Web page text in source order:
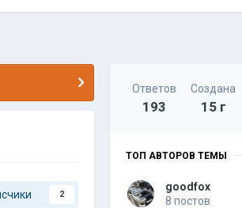
2
Ответов
193
Создана
15 г
ТОП АВТОРОВ ТЕМЫ
goodfox
8 постов